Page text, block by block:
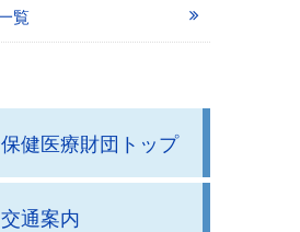
覧
健医療財団トップ
交通案内